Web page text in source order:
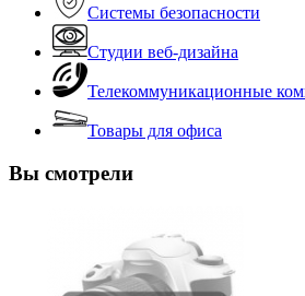
Системы безопасности
Студии веб-дизайна
Телекоммуникационные
Товары для офиса
Вы смотрели